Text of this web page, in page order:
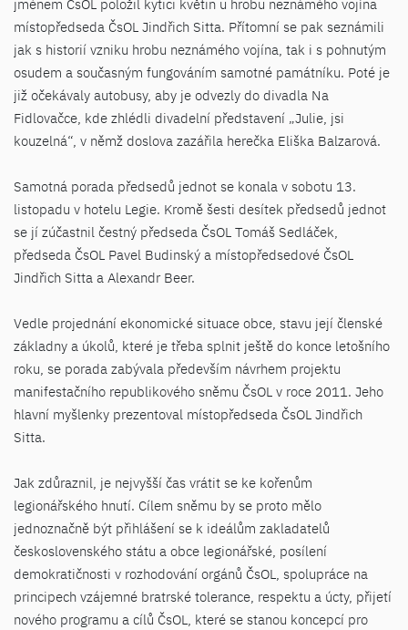
jménem ČsOL položil kytici květin u hrobu neznámého vojína
místopředseda ČsOL Jindřich Sitta. Přítomní se pak seznámili
jak s historií vzniku hrobu neznámého vojína, tak i s pohnutým
osudem a současným fungováním samotné památníku. Poté je
již očekávaly autobusy, aby je odvezly do divadla Na
Fidlovačce, kde zhlédli divadelní představení „Julie, jsi
kouzelná“, v němž doslova zazářila herečka Eliška Balzarová.
Samotná porada předsedů jednot se konala v sobotu 13.
listopadu v hotelu Legie. Kromě šesti desítek předsedů jednot
se jí zúčastnil čestný předseda ČsOL Tomáš Sedláček,
předseda ČsOL Pavel Budinský a místopředsedové ČsOL
Jindřich Sitta a Alexandr Beer.
Vedle projednání ekonomické situace obce, stavu její členské
základny a úkolů, které je třeba splnit ještě do konce letošního
roku, se porada zabývala především návrhem projektu
manifestačního republikového sněmu ČsOL v roce 2011. Jeho
hlavní myšlenky prezentoval místopředseda ČsOL Jindřich
Sitta.
Jak zdůraznil, je nejvyšší čas vrátit se ke kořenům
legionářského hnutí. Cílem sněmu by se proto mělo
jednoznačně být přihlášení se k ideálům zakladatelů
československého státu a obce legionářské, posílení
demokratičnosti v rozhodování orgánů ČsOL, spolupráce na
principech vzájemné bratrské tolerance, respektu a úcty, přijetí
nového programu a cílů ČsOL, které se stanou koncepcí pro